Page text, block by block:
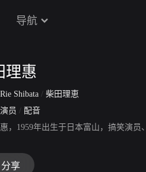
导航
理惠
Rie Shibata / 柴田理恵
演员 / 配音
，1959年出生于日本富山，搞笑演
分享